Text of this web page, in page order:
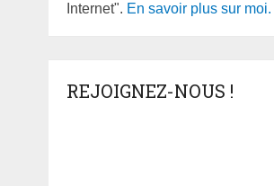
Internet". En savoir plus sur moi.
REJOIGNEZ-NOUS !